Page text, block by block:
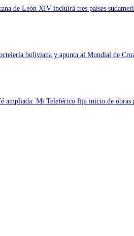
de León XIV incluirá tres países
boliviana y apunta al Mundial de
ampliada: Mi Teleférico fija inicio de obras